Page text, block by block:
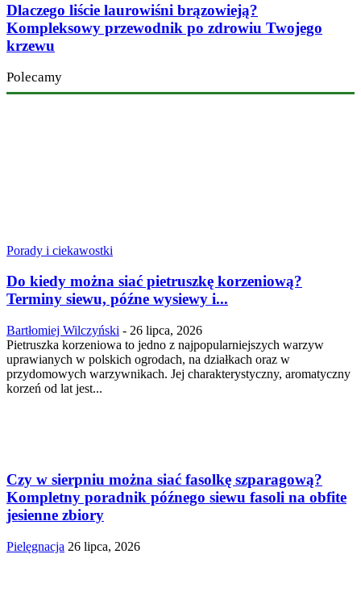
Dlaczego liście laurowiśni brązowieją?
Kompleksowy przewodnik po zdrowiu Twojego
krzewu
Polecamy
Porady i ciekawostki
Do kiedy można siać pietruszkę korzeniową?
Terminy siewu, późne wysiewy i...
Bartłomiej Wilczyński - 26 lipca, 2026
Pietruszka korzeniowa to jedno z najpopularniejszych warzyw
uprawianych w polskich ogrodach, na działkach oraz w
przydomowych warzywnikach. Jej charakterystyczny, aromatyczny
korzeń od lat jest...
Czy w sierpniu można siać fasolkę szparagową?
Kompletny poradnik późnego siewu fasoli na obfite
jesienne zbiory
Pielęgnacja 26 lipca, 2026